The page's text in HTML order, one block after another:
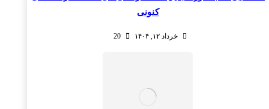
کنونی
خرداد ۱۲, ۱۴۰۴ 20